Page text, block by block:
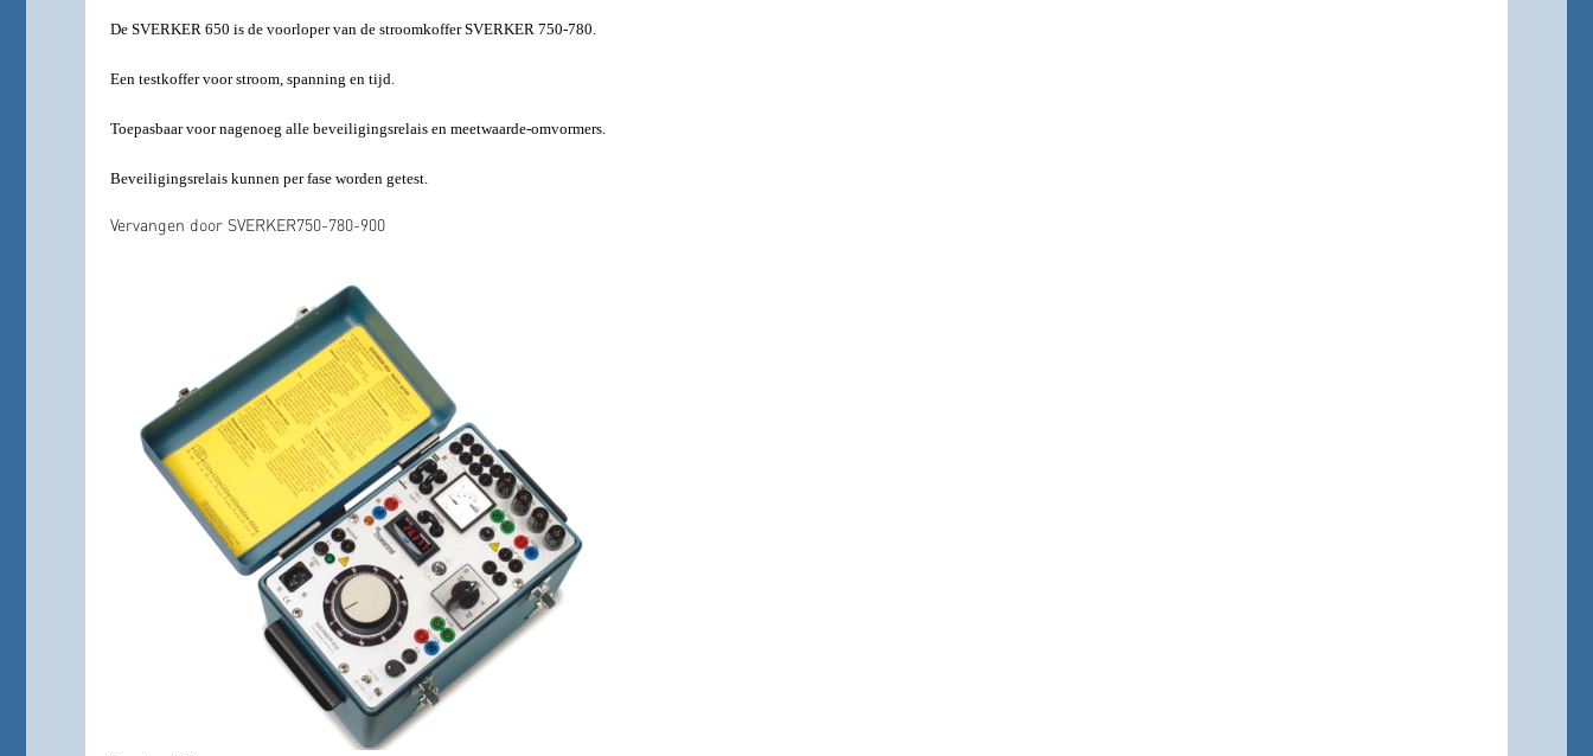
De SVERKER 650 is de voorloper van de stroomkoffer SVERKER 750-780.
Een testkoffer voor stroom, spanning en tijd.
Toepasbaar voor nagenoeg alle beveiligingsrelais en meetwaarde-omvormers.
Beveiligingsrelais kunnen per fase worden getest.
Vervangen door SVERKER750-780-900